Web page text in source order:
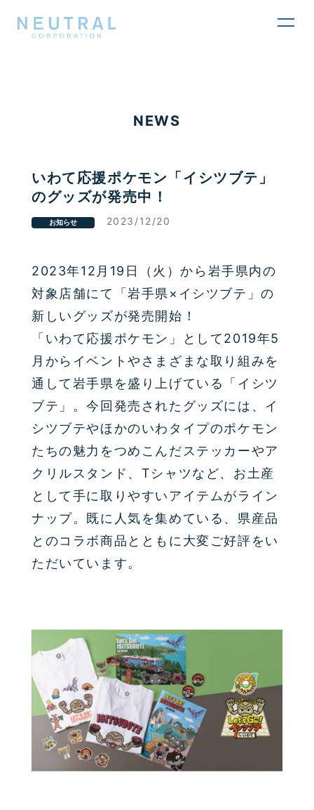
NEWS
いわて応援ポケモン「イシツブテ」
のグッズが発売中！
お知らせ 2023/12/20
2023年12 月 19 日（火）から岩手県内の
対象店舗にて「岩手県×イシツブテ」の
新しいグッズが発売開始！
「いわて応援ポケモン」として2019年5
月からイベントやさまざまな取り組みを
通して岩手県を盛り上げている「イシツ
ブテ」。今回発売されたグッズには、イ
シツブテやほかのいわタイプのポケモン
たちの魅力をつめこんだステッカーやア
クリルスタンド、Tシャツなど、お土産
として手に取りやすいアイテムがライン
ナップ。既に人気を集めている、県産品
とのコラボ商品とともに大変ご好評をい
ただいています。